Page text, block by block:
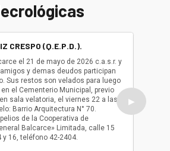
CRESPO (Q.E.P.D.).
el 21 de mayo de 2026 c.a.s.r. y
amigos y demas deudos participan
Sus restos son velados para luego
el Cementerio Municipal, previo
sala velatoria, el viernes 22 a las
Barrio Arquitectura N° 70.
de la Cooperativa de
Balcarce» Limitada, calle 15
y 16, teléfono 42-2404.
ser
oficio
▶